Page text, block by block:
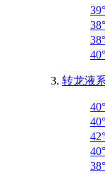
转龙液